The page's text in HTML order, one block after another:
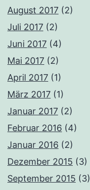
August 2017 (2)
Juli 2017 (2)
Juni 2017 (4)
Mai 2017 (2)
April 2017 (1)
März 2017 (1)
Januar 2017 (2)
Februar 2016 (4)
Januar 2016 (2)
Dezember 2015 (3)
September 2015 (3)